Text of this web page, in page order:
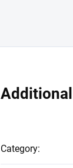
Category: